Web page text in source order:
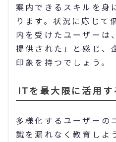
案内できるスキルを身
ります。状況に応じて
内を受けたユーザーは
提供された」と感じ、
印象を持つでしょう。
ITを最大限に活用す
多様化するユーザーの
識を漏れなく教育しよ